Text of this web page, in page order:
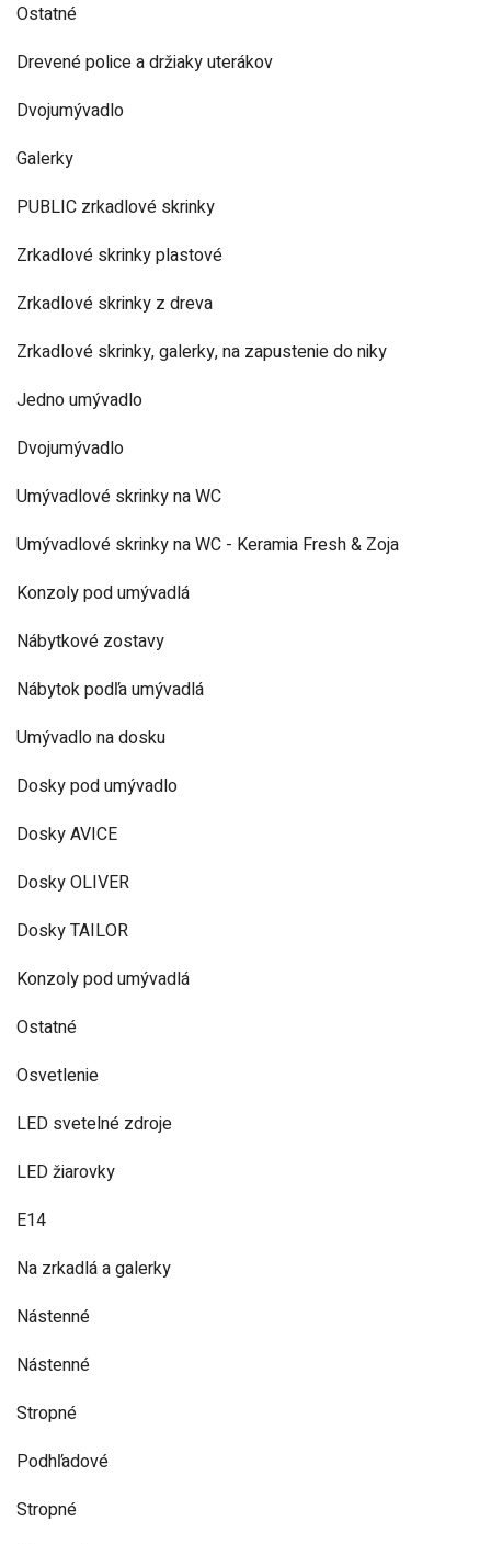
Ostatné
Drevené police a držiaky uterákov
Dvojumývadlo
Galerky
PUBLIC zrkadlové skrinky
Zrkadlové skrinky plastové
Zrkadlové skrinky z dreva
Zrkadlové skrinky, galerky, na zapustenie do niky
Jedno umývadlo
Dvojumývadlo
Umývadlové skrinky na WC
Umývadlové skrinky na WC - Keramia Fresh & Zoja
Konzoly pod umývadlá
Nábytkové zostavy
Nábytok podľa umývadlá
Umývadlo na dosku
Dosky pod umývadlo
Dosky AVICE
Dosky OLIVER
Dosky TAILOR
Konzoly pod umývadlá
Ostatné
Osvetlenie
LED svetelné zdroje
LED žiarovky
E14
Na zrkadlá a galerky
Nástenné
Nástenné
Stropné
Podhľadové
Stropné